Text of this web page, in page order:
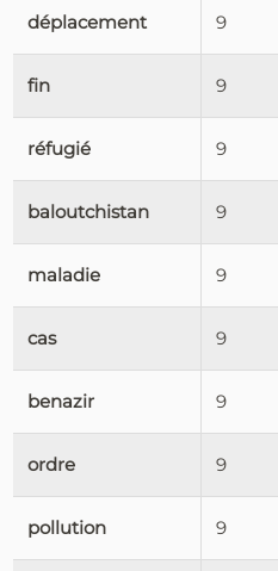
déplacement 9
fin 9
réfugié 9
baloutchistan 9
maladie 9
cas 9
benazir 9
ordre 9
pollution 9